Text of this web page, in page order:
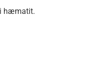
i hæmatit.